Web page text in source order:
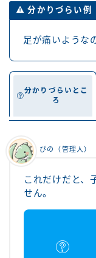
分かりづらい例
足が痛いような
分かりづらいとこ
ろ
これだけだと、
せん。
ぴの（管理人）